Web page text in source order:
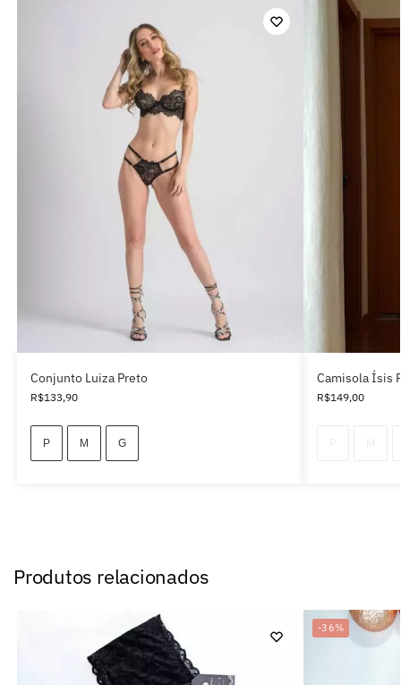
Conjunto Luiza Preto
R$133,90
P M G
Camisola Ísis
R$149,00
Produtos relacionados
-36%